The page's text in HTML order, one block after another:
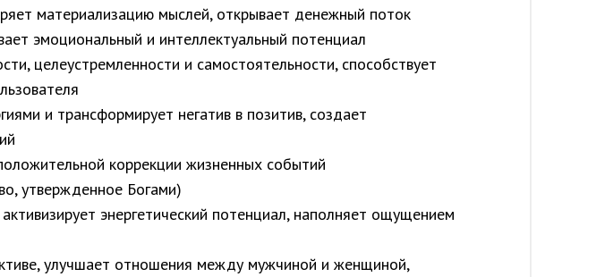
материализацию мыслей, открывает денежный поток
эмоциональный и интеллектуальный потенциал
целеустремленности и самостоятельности, способствует
и трансформирует негатив в позитив, создает
коррекции жизненных событий
утвержденное Богами)
энергетический потенциал, наполняет ощущением
улучшает отношения между мужчиной и женщиной,